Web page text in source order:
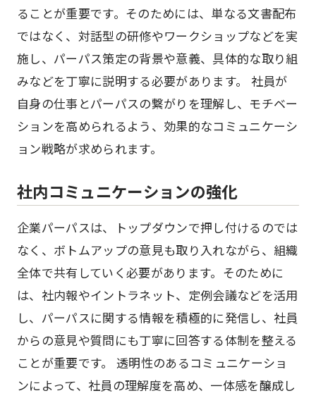
ることが重要です。そのためには、単なる文書配布
ではなく、対話型の研修やワークショップなどを実
施し、パーパス策定の背景や意義、具体的な取り組
みなどを丁寧に説明する必要があります。 社員が
自身の仕事とパーパスの繋がりを理解し、モチベー
ションを高められるよう、効果的なコミュニケーシ
ョン戦略が求められます。
社内コミュニケーションの強化
企業パーパスは、トップダウンで押し付けるのでは
なく、ボトムアップの意見も取り入れながら、組織
全体で共有していく必要があります。そのために
は、社内報やイントラネット、定例会議などを活用
し、パーパスに関する情報を積極的に発信し、社員
からの意見や質問にも丁寧に回答する体制を整える
ことが重要です。 透明性のあるコミュニケーショ
ンによって、社員の理解度を高め、一体感を醸成し